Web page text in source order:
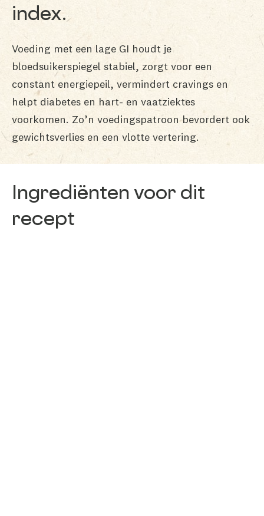
index.
Voeding met een lage GI houdt je
bloedsuikerspiegel stabiel, zorgt voor een
constant energiepeil, vermindert cravings en
helpt diabetes en hart- en vaatziektes
voorkomen. Zo’n voedingspatroon bevordert ook
gewichtsverlies en een vlotte vertering.
Ingrediënten voor dit
recept